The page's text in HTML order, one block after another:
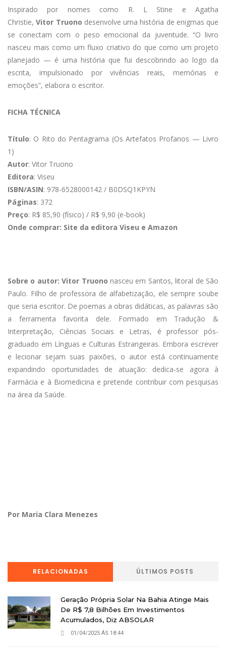
Inspirado por nomes como R. L Stine e Agatha
Christie,Vitor Truono desenvolve uma história de enigmas que
se conectam com o peso emocional da juventude. “O livro
nasceu mais como um fluxo criativo do que como um projeto
planejado — é uma história que fui descobrindo ao logo da
escrita, impulsionado por vivências reais, memórias e
emoções”, elabora o escritor.
FICHA TÉCNICA
Título: O Rito do Pentagrama (Os Artefatos Profanos — Livro
1)
Autor: Vitor Truono
Editora: Viseu
ISBN/ASIN: 978-6528000142 / B0DSQ1KPYN
Páginas: 372
Preço: R$ 85,90 (físico) / R$ 9,90 (e-book)
Onde comprar: Site da editora Viseu e Amazon
Sobre o autor: Vitor Truono nasceu em Santos, litoral de São
Paulo. Filho de professora de alfabetização, ele sempre soube
que seria escritor. De poemas a obras didáticas, as palavras são
a ferramenta favorita dele. Formado em Tradução &
Interpretação, Ciências Sociais e Letras, é professor pós-
graduado em Línguas e Culturas Estrangeiras. Embora escrever
e lecionar sejam suas paixões, o autor está continuamente
expandindo oportunidades de atuação: dedica-se agora à
Farmácia e à Biomedicina e pretende contribuir com pesquisas
na área da Saúde.
Por Maria Clara Menezes
RELACIONADAS ÚLTIMOS POSTS
Geração Própria Solar Na Bahia Atinge Mais
De R$ 7,8 Bilhões Em Investimentos
Acumulados, Diz ABSOLAR
01/04/2025 ÁS 18:44